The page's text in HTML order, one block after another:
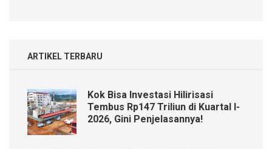
ARTIKEL TERBARU
Kok Bisa Investasi Hilirisasi
Tembus Rp147 Triliun di Kuartal I-
2026, Gini Penjelasannya!